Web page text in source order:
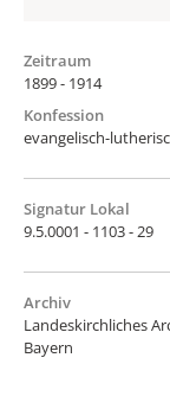
Zeitraum
1899 - 1914
Konfession
evangelisch-
Signatur Lokal
9.5.0001 - 1103 - 29
Archiv
Landeskirchliches
Bayern